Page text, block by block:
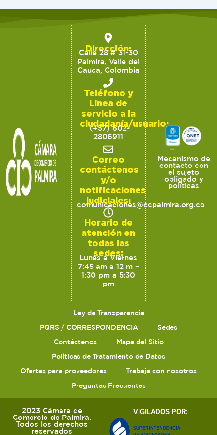
Dirección:
Calle 28 # 31-30
Palmira, Valle del
Cauca, Colombia
Teléfono y
Línea de
servicio a la
ciudadanía/usuario:
(+57) 602-
2806911
Correo
contáctenos
y/o
notificaciones
judiciales:
comunicaciones@ccpalmira.org.co
Horario de
atención en
todas las
sedes:
Lunes a Viernes
7:45 am a 12 m –
1:30 pm a 5:30
pm
Mecanismo de
contacto con
el sujeto
obligado y
políticas
Ley de Transparencia
PQRS / CORRESPONDENCIA
Sedes
Contáctenos
Mapa del Sitio
Políticas de Tratamiento de Datos
Ofertas para proveedores
Trabaja con nosotros
Preguntas Frecuentes
2023 Cámara de
Comercio de Palmira.
Todos los derechos
reservados
VIGILADOS POR: